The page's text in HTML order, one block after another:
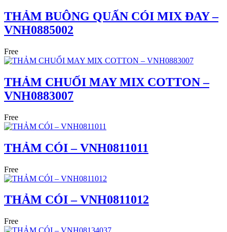
THẢM BUÔNG QUẤN CÓI MIX ĐAY –
VNH0885002
Free
THẢM CHUỐI MAY MIX COTTON –
VNH0883007
Free
THẢM CÓI – VNH0811011
Free
THẢM CÓI – VNH0811012
Free